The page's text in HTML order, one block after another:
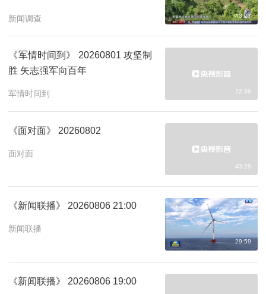
新闻调查 43:27
《军情时间到》 20260801 攻坚制
胜 矢志强军向百年
军情时间到 22:39
《面对面》 20260802
面对面
43:29
《新闻联播》 20260806 21:00
新闻联播
29:59
《新闻联播》 20260806 19:00